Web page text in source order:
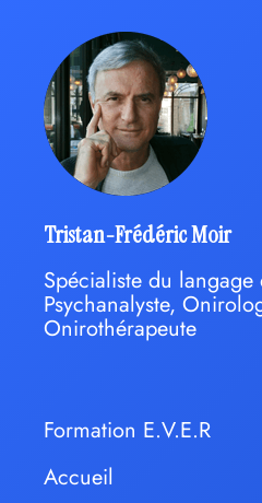
Tristan-Frédéric Moir
Spécialiste du langage
Psychanalyste,
Onirothérapeute
Formation E.V.E.R
Accueil